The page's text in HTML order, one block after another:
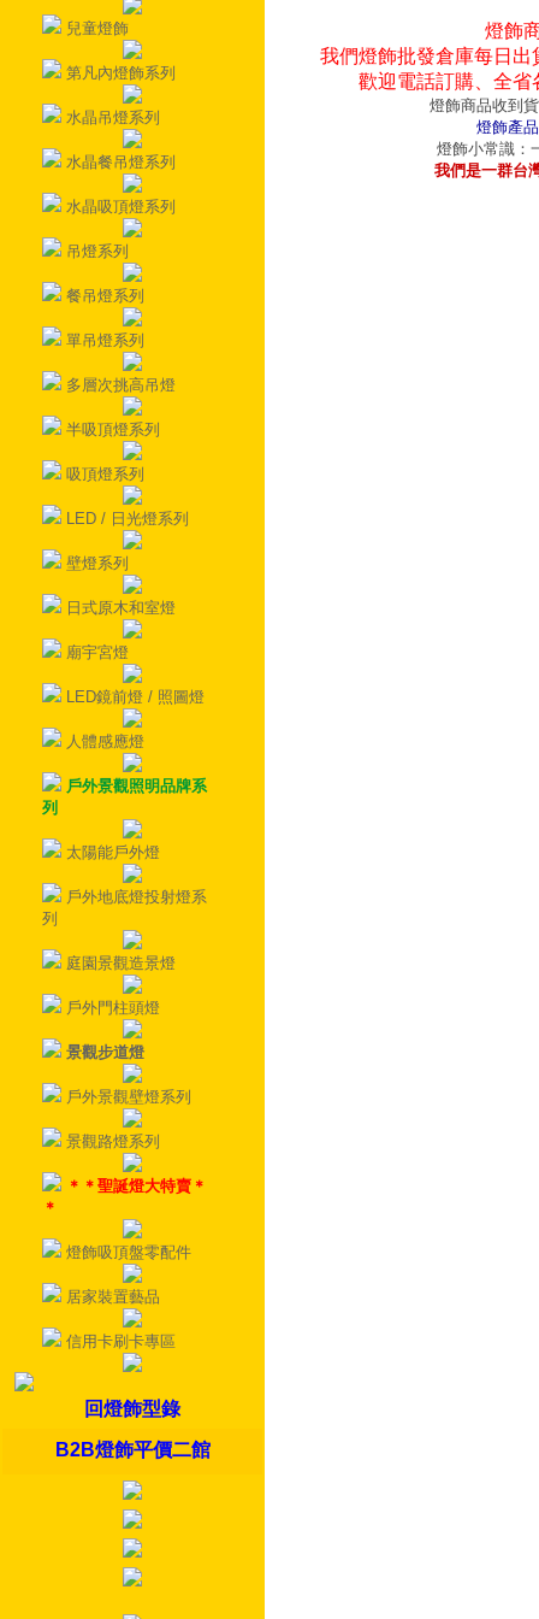
兒童燈飾
第凡內燈飾系列
水晶吊燈系列
水晶餐吊燈系列
水晶吸頂燈系列
吊燈系列
餐吊燈系列
單吊燈系列
多層次挑高吊燈
半吸頂燈系列
吸頂燈系列
LED / 日光燈系列
壁燈系列
日式原木和室燈
廟宇宮燈
LED鏡前燈 / 照圖燈
人體感應燈
戶外景觀照明品牌系
列
太陽能戶外燈
戶外地底燈投射燈系
列
庭園景觀造景燈
戶外門柱頭燈
景觀步道燈
戶外景觀壁燈系列
景觀路燈系列
＊＊聖誕燈大特賣＊
＊
燈飾吸頂盤零配件
居家裝置藝品
信用卡刷卡專區
回燈飾型錄
B2B燈飾平價二館
燈飾
我們燈飾批發倉庫每日
歡迎電話訂購、全
燈飾商品收到
燈飾產
燈飾小常識：
我們是一群台